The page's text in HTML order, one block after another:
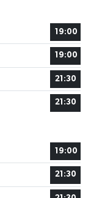
19:00
19:00
21:30
21:30
19:00
21:30